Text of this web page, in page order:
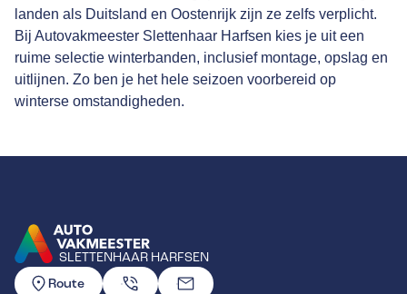
landen als Duitsland en Oostenrijk zijn ze zelfs verplicht.
Bij Autovakmeester Slettenhaar Harfsen kies je uit een
ruime selectie winterbanden, inclusief montage, opslag en
uitlijnen. Zo ben je het hele seizoen voorbereid op
winterse omstandigheden.
SLETTENHAAR HARFSEN
GA NAAR DE HOMEPAGINA
Route